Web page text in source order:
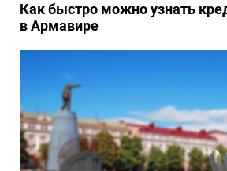
Как быстро можно узнать
в Армавире